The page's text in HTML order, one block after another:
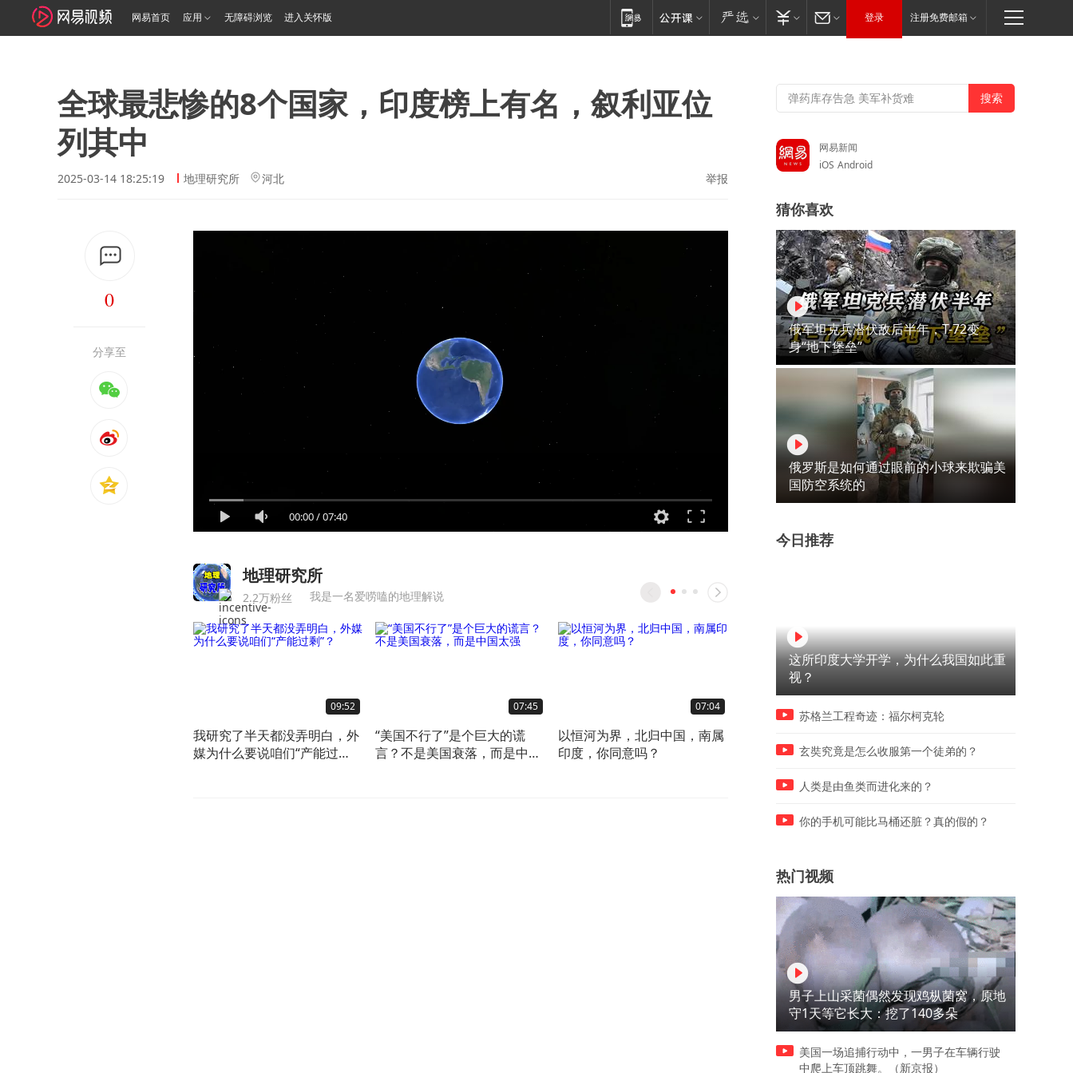
网易首页 应用 无障碍浏览 进入关怀版 登录 注册免费邮箱
全球最悲惨的8个国家，印度榜上有名，叙利亚位
列其中
2025-03-14 18:25:19 地理研究所 河北 举报
0
分享至
00:00/07:40
地理研究所
2.2万粉丝 我是一名爱唠嗑的地理解说
09:52
我研究了半天都没弄明白，外
媒为什么要说咱们“产能过
07:45
“美国不行了”是个巨大的谎
言？不是美国衰落，而是中国
07:04
以恒河为界，北归中国，南属
印度，你同意吗？
如美国3亿人花的多？
网易新闻
iOS Android
猜你喜欢
俄军坦克兵潜伏敌后半年，T-72变
身“地下堡垒”
俄罗斯是如何通过眼前的小球来欺骗美
国防空系统的
今日推荐
这所印度大学开学，为什么我国如此重
视？
苏格兰工程奇迹：福尔柯克轮
玄奘究竟是怎么收服第一个徒弟的？
人类是由鱼类而进化来的？
你的手机可能比马桶还脏？真的假的？
热门视频
男子上山采菌偶然发现鸡枞菌窝，原地
守1天等它长大：挖了140多朵
美国一场追捕行动中，一男子在车辆行驶
中爬上车顶跳舞。（新京报）